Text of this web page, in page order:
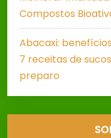
Compostos
Abacaxi:
7 receitas de
preparo